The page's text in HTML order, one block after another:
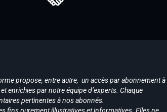
propose, entre autre, un accès par abonnement à
enrichies par notre équipe d’experts. Chaque
pertinentes à nos abonnés.